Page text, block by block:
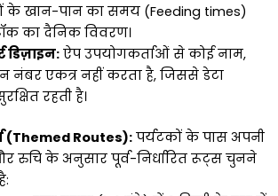
के खान-पान का समय (Feeding times)
का दैनिक विवरण।
डिज़ाइन:ऐप उपयोगकर्ताओं से कोई नाम,
नंबर एकत्र नहीं करता है, जिससे डेटा
रहती है।
(Themed Routes):पर्यटकों के पास अपनी
रुचि के अनुसार पूर्व-निर्धारित रूट्स चुनने